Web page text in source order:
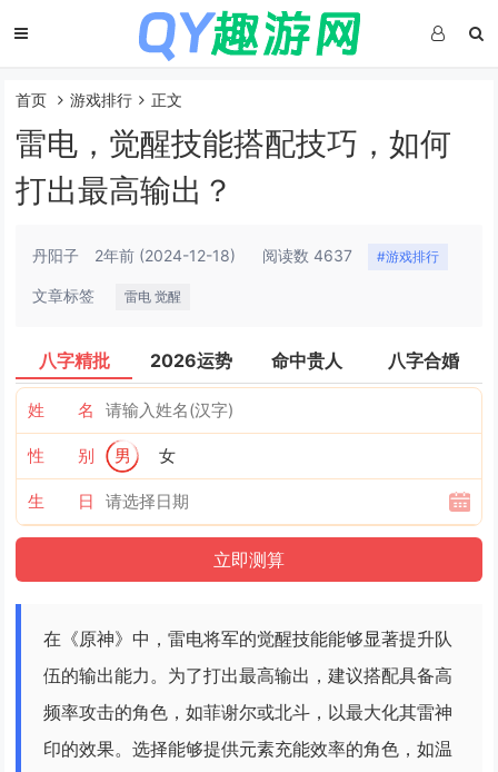
首页 游戏排行 正文
雷电，觉醒技能搭配技巧，如何
打出最高输出？
丹阳子 2年前 (2024-12-18) 阅读数 4637 #游戏排行
文章标签 雷电 觉醒
八字精批 2026运势 命中贵人 八字合婚
姓 名
性 别 男 女
生 日
在《原神》中，雷电将军的觉醒技能能够显著提升队
伍的输出能力。为了打出最高输出，建议搭配具备高
频率攻击的角色，如菲谢尔或北斗，以最大化其雷神
印的效果。选择能够提供元素充能效率的角色，如温